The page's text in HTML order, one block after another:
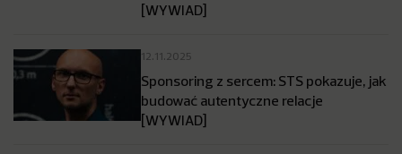
[WYWIAD]
12.11.2025
Sponsoring z sercem: STS pokazuje, jak
budować autentyczne relacje
[WYWIAD]